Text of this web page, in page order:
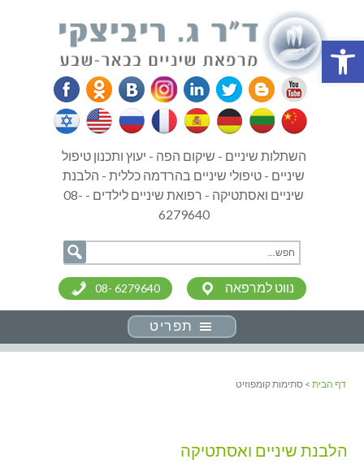
פתח סרגל נגישות
השתלות שיניים - שיקום הפה - יעוץ ותכנון טיפול
שיניים - טיפולי שיניים בהרדמה כללית - הלבנת
שיניים ואסתטיקה - רפואת שיניים לילדים - 08-
6279640
08- 6279640 נווט למרפאה
תפריט
דף הבית > סתימות קומפוזיט
הלבנת שיניים ואסתטיקה